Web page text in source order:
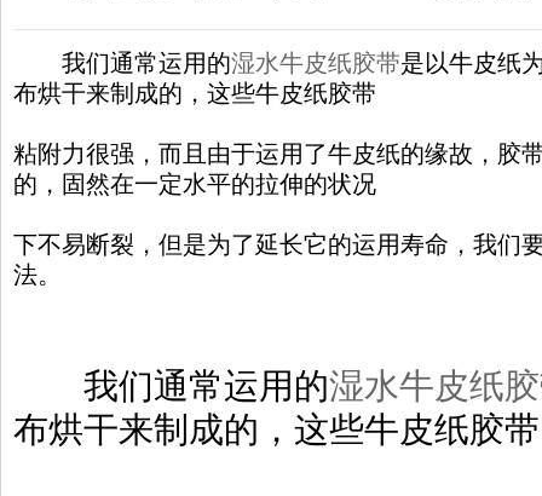
我们通常运用的湿水牛皮纸胶带是以牛皮纸
布烘干来制成的，这些牛皮纸胶带
粘附力很强，而且由于运用了牛皮纸的缘故，胶
的，固然在一定水平的拉伸的状况
下不易断裂，但是为了延长它的运用寿命，我们
法。
我们通常运用的湿水牛皮纸
布烘干来制成的，这些牛皮纸胶带